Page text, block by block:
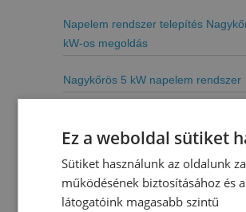
Napelem rendszer telepítés
kW-os megoldás
Nagykőrös 5 kW napelem rendszer
Szabadszállás 2 kW napelem
Ez a weboldal sütiket
Sütiket használunk az oldalunk
működésének biztosításához és a
látogatóink magasabb szintű